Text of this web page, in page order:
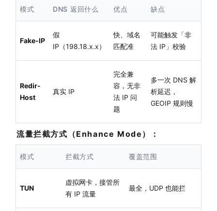
模式 DNS 返回什么 优点 缺点
Fake-IP
假
IP（198.18.x.x）
快、域名
匹配准
可能触发「非
法 IP」校验
Redir-
Host
真实 IP
完全兼
容，无非
法 IP 问
题
多一次 DNS 解
析延迟，
GEOIP 规则慢
流量拦截方式（Enhance Mode）：
模式 拦截方式 覆盖范围
TUN
虚拟网卡，接管所
有 IP 流量
最全，UDP 也能拦